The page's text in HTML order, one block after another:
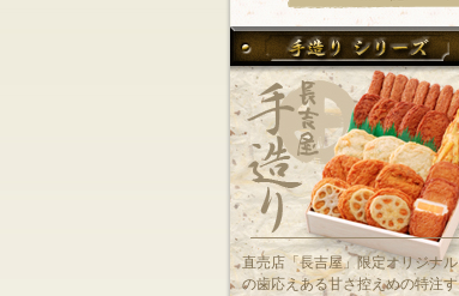
直売店「長吉屋」限定オリジナル
の歯応えある甘さ控えめの特注す